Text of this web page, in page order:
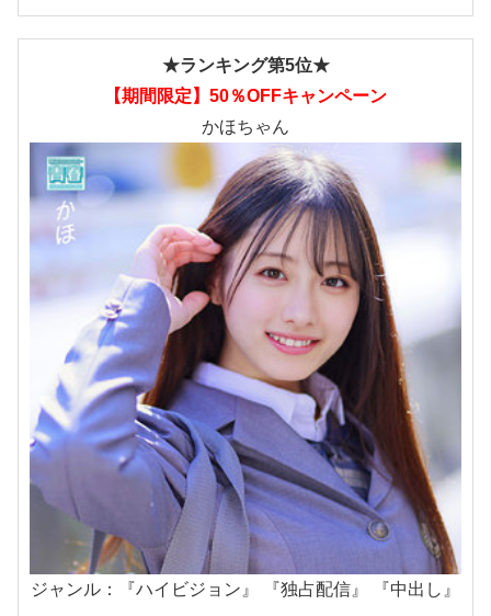
★ランキング第5位★
【期間限定】50％OFFキャンペーン
かほちゃん
ジャンル：『ハイビジョン』 『独占配信』 『中出し』